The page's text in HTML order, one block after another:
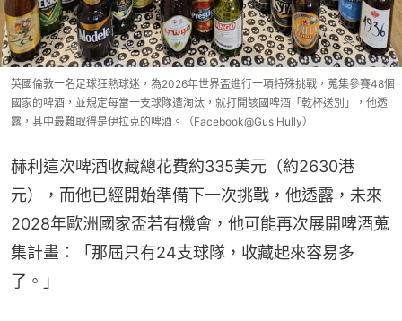
英國倫敦一名足球狂熱球迷，為2026年世界盃進行一項特殊挑戰，蒐集參賽48個
國家的啤酒，並規定每當一支球隊遭淘汰，就打開該國啤酒「乾杯送別」，他透
露，其中最難取得是伊拉克的啤酒。（Facebook@Gus Hully）
赫利這次啤酒收藏總花費約335美元（約2630港
元），而他已經開始準備下一次挑戰，他透露，未來
2028年歐洲國家盃若有機會，他可能再次展開啤酒蒐
集計畫：「那屆只有24支球隊，收藏起來容易多
了。」